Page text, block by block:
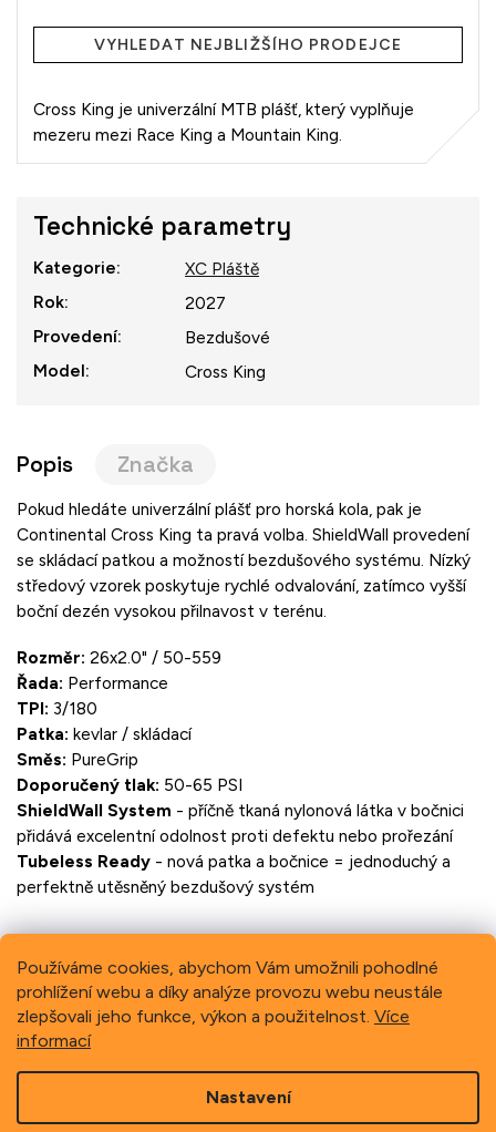
Používáme cookies, abychom Vám umožnili pohodlné
prohlížení webu a díky analýze provozu webu neustále
zlepšovali jeho funkce, výkon a použitelnost. Více
informací
Nastavení
cena:
VYHLEDAT NEJBLIŽŠÍHO PRODEJCE
Cross King je univerzální MTB plášť, který vyplňuje
mezeru mezi Race King a Mountain King.
Technické parametry
Kategorie:
XC Pláště
Rok:
2027
Provedení:
Bezdušové
Model: Cross King
Popis Značka
Pokud hledáte univerzální plášť pro horská kola, pak je
Continental Cross King ta pravá volba. ShieldWall provedení
se skládací patkou a možností bezdušového systému. Nízký
středový vzorek poskytuje rychlé odvalování, zatímco vyšší
boční dezén vysokou přilnavost v terénu.
Rozměr: 26x2.0" / 50-559
Řada: Performance
TPI: 3/180
Patka: kevlar / skládací
Směs: PureGrip
Doporučený tlak: 50-65 PSI
ShieldWall System - příčně tkaná nylonová látka v bočnici
přidává excelentní odolnost proti defektu nebo prořezání
Tubeless Ready - nová patka a bočnice = jednoduchý a
perfektně utěsněný bezdušový systém
Previous